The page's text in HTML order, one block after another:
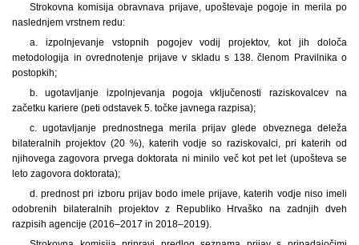
Strokovna komisija obravnava prijave, upoštevaje pogoje in merila po
naslednjem vrstnem redu:
a. izpolnjevanje vstopnih pogojev vodij projektov, kot jih določa
metodologija in ovrednotenje prijave v skladu s 138. členom Pravilnika o
postopkih;
b. ugotavljanje izpolnjevanja pogoja vključenosti raziskovalcev na
začetku kariere (peti odstavek 5. točke javnega razpisa);
c. ugotavljanje prednostnega merila prijav glede obveznega deleža
bilateralnih projektov (20 %), katerih vodje so raziskovalci, pri katerih od
njihovega zagovora prvega doktorata ni minilo več kot pet let (upošteva se
leto zagovora doktorata);
d. prednost pri izboru prijav bodo imele prijave, katerih vodje niso imeli
odobrenih bilateralnih projektov z Republiko Hrvaško na zadnjih dveh
razpisih agencije (2016–2017 in 2018–2019).